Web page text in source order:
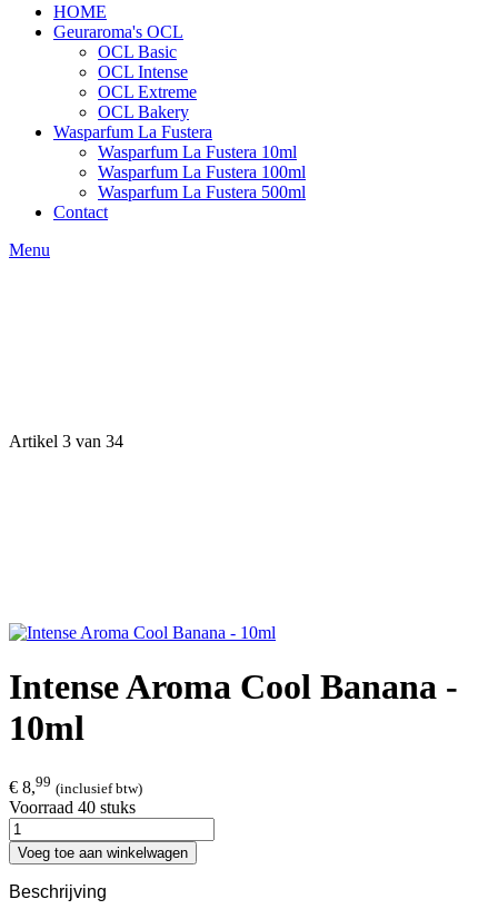
HOME
Geuraroma's OCL
OCL Basic
OCL Intense
OCL Extreme
OCL Bakery
Wasparfum La Fustera
Wasparfum La Fustera 10ml
Wasparfum La Fustera 100ml
Wasparfum La Fustera 500ml
Contact
Menu
Artikel 3 van 34
Intense Aroma Cool Banana -
10ml
€ 8,99 (inclusief btw)
Voorraad 40 stuks
Voeg toe aan winkelwagen
Beschrijving